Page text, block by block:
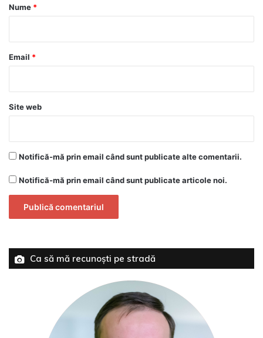
r
*
Nume *
Email *
Site web
Notifică-mă prin email când sunt publicate alte comentarii.
Notifică-mă prin email când sunt publicate articole noi.
Ca să mă recunoști pe stradă